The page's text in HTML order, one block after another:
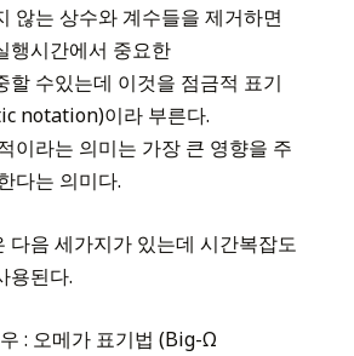
않는 상수와 계수들을 제거하면
행시간에서 중요한
할 수있는데 이것을 점금적 표기
notation)이라 부른다.
이라는 의미는 가장 큰 영향을 주
다는 의미다.
다음 세가지가 있는데 시간복잡도
용된다.
: 오메가 표기법 (Big-Ω